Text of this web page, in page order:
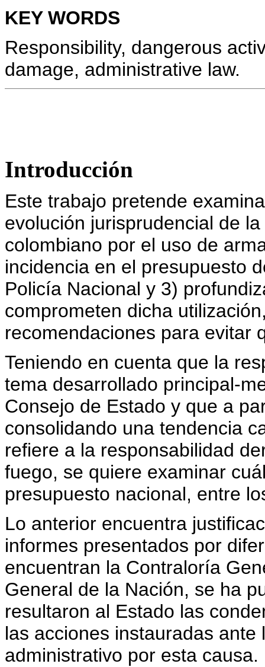
KEY WORDS
Responsibility, dangerous
damage, administrative law.
Introducción
Este trabajo pretende
evolución jurisprudencial de
colombiano por el uso de
incidencia en el presupuesto
Policía Nacional y 3)
comprometen dicha
recomendaciones para evitar
Teniendo en cuenta que la
tema desarrollado principal-
Consejo de Estado y que a
consolidando una tendencia
refiere a la responsabilidad
fuego, se quiere examinar
presupuesto nacional, entre
Lo anterior encuentra
informes presentados por
encuentran la Contraloría
General de la Nación, se ha
resultaron al Estado las
las acciones instauradas
administrativo por esta causa.